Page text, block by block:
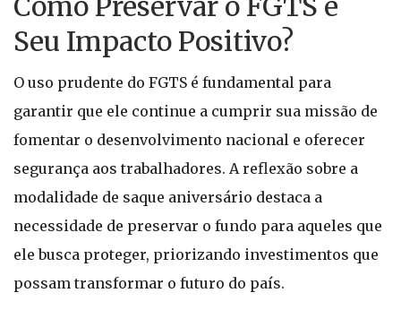
Seu Impacto Positivo?
O uso prudente do FGTS é fundamental para
garantir que ele continue a cumprir sua missão de
fomentar o desenvolvimento nacional e oferecer
segurança aos trabalhadores. A reflexão sobre a
modalidade de saque aniversário destaca a
necessidade de preservar o fundo para aqueles que
ele busca proteger, priorizando investimentos que
possam transformar o futuro do país.